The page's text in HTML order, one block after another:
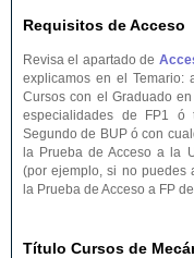
Requisitos de Acceso
Revisa el apartado de
explicamos en el
Cursos con el Graduado
especialidades de FP1 ó
Segundo de BUP ó con
la Prueba de Acceso a la
(por ejemplo, si no puedes
la Prueba de Acceso a FP
Título Cursos de